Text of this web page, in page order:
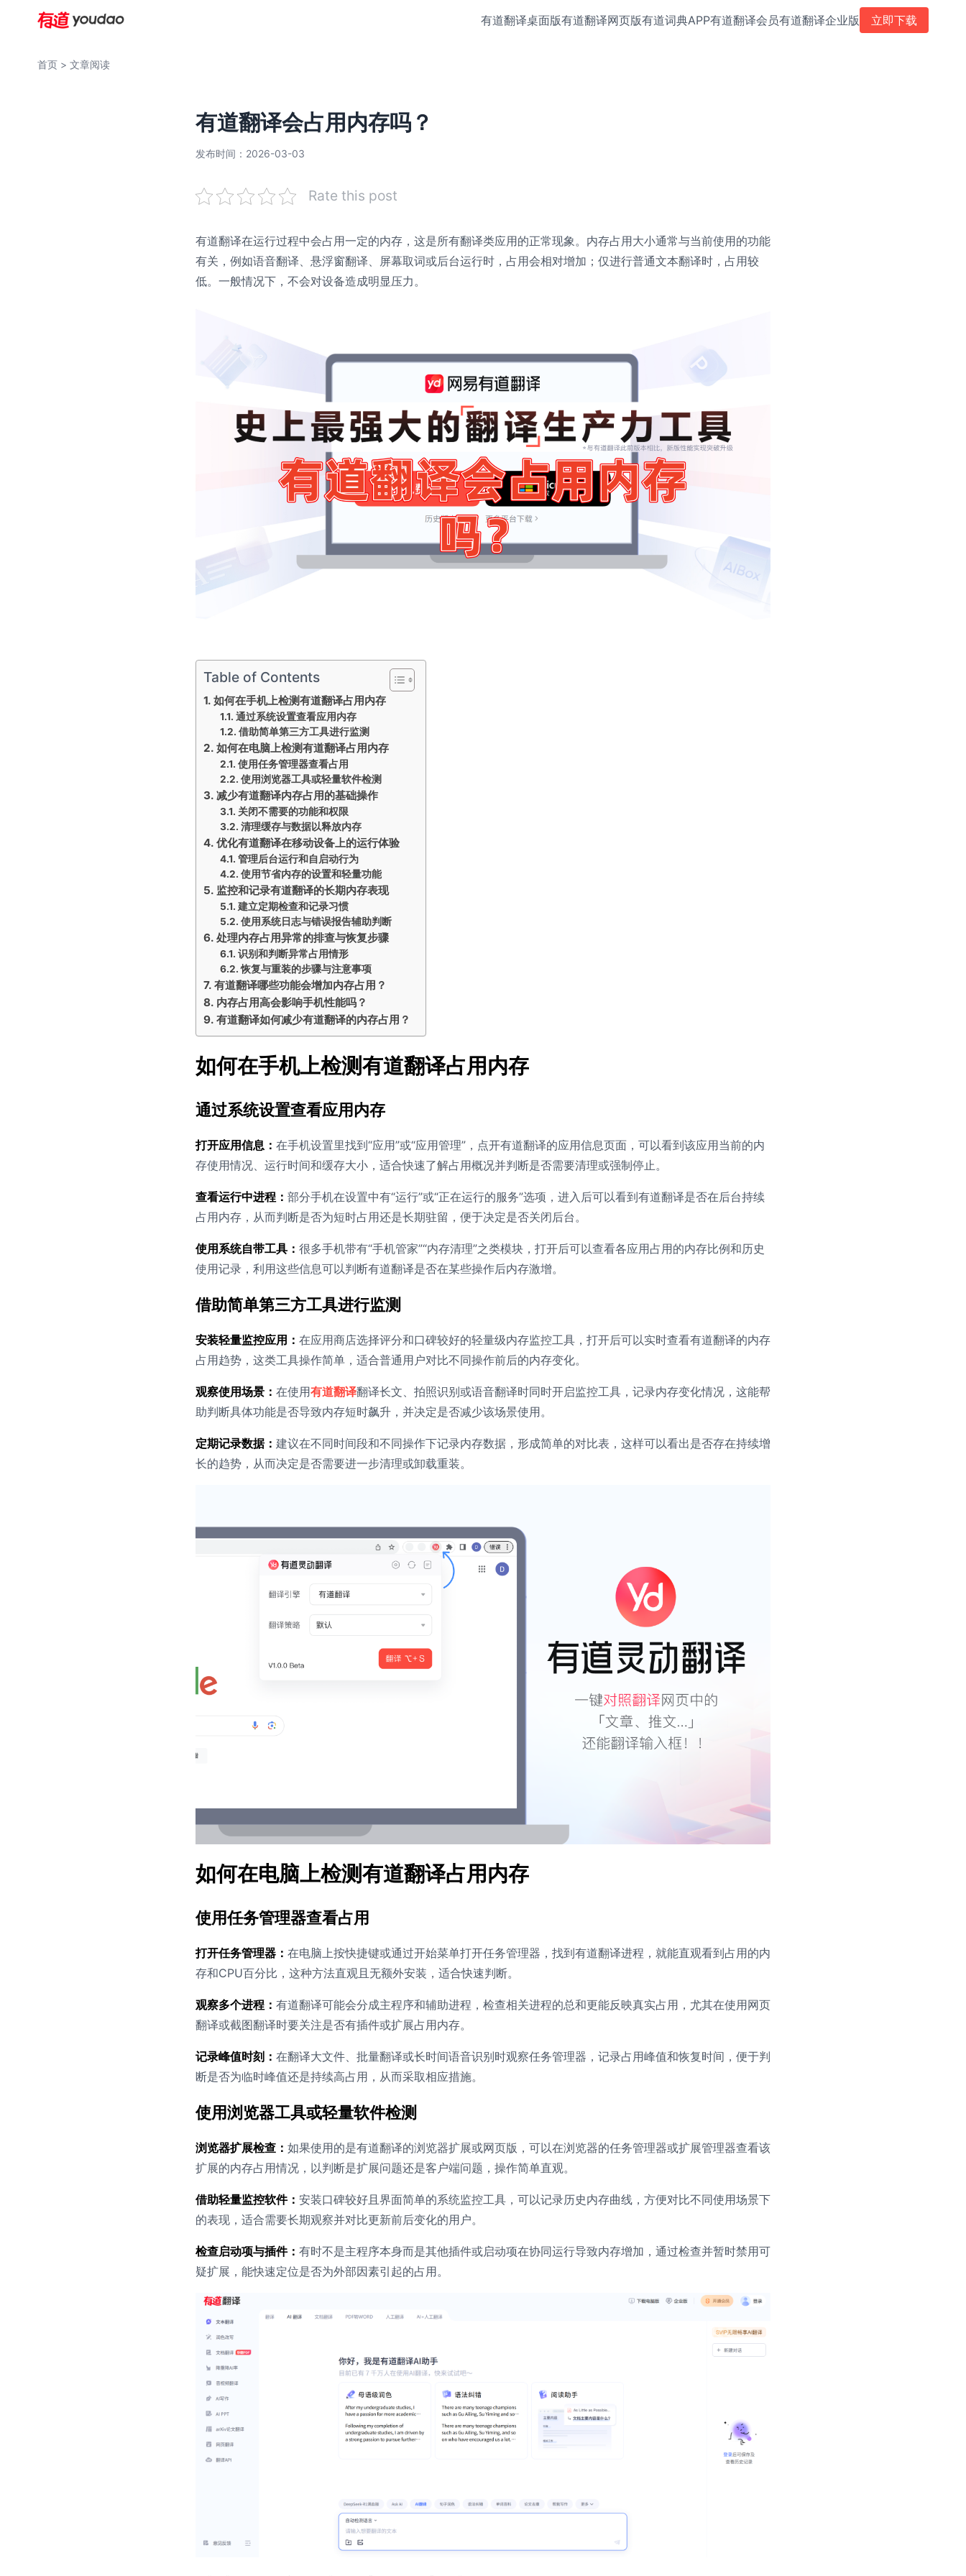
有道翻译桌面版有道翻译网页版有道词典APP有道翻译会员有道翻译企业版 立即下载
首页 > 文章阅读
有道翻译会占用内存吗？
发布时间：2026-03-03
Rate this post
有道翻译在运行过程中会占用一定的内存，这是所有翻译类应用的正常现象。内存占用大小通常与当前使用的功能
有关，例如语音翻译、悬浮窗翻译、屏幕取词或后台运行时，占用会相对增加；仅进行普通文本翻译时，占用较
低。一般情况下，不会对设备造成明显压力。
Table of Contents
如何在手机上检测有道翻译占用内存
通过系统设置查看应用内存
借助简单第三方工具进行监测
如何在电脑上检测有道翻译占用内存
使用任务管理器查看占用
使用浏览器工具或轻量软件检测
减少有道翻译内存占用的基础操作
关闭不需要的功能和权限
清理缓存与数据以释放内存
优化有道翻译在移动设备上的运行体验
管理后台运行和自启动行为
使用节省内存的设置和轻量功能
监控和记录有道翻译的长期内存表现
建立定期检查和记录习惯
使用系统日志与错误报告辅助判断
处理内存占用异常的排查与恢复步骤
识别和判断异常占用情形
恢复与重装的步骤与注意事项
有道翻译哪些功能会增加内存占用？
内存占用高会影响手机性能吗？
有道翻译如何减少有道翻译的内存占用？
如何在手机上检测有道翻译占用内存
通过系统设置查看应用内存
打开应用信息： 在手机设置里找到“应用”或“应用管理”，点开有道翻译的应用信息页面，可以看到该应用当前的内
存使用情况、运行时间和缓存大小，适合快速了解占用概况并判断是否需要清理或强制停止。
查看运行中进程： 部分手机在设置中有“运行”或“正在运行的服务”选项，进入后可以看到有道翻译是否在后台持续
占用内存，从而判断是否为短时占用还是长期驻留，便于决定是否关闭后台。
使用系统自带工具： 很多手机带有“手机管家”“内存清理”之类模块，打开后可以查看各应用占用的内存比例和历史
使用记录，利用这些信息可以判断有道翻译是否在某些操作后内存激增。
借助简单第三方工具进行监测
安装轻量监控应用： 在应用商店选择评分和口碑较好的轻量级内存监控工具，打开后可以实时查看有道翻译的内存
占用趋势，这类工具操作简单，适合普通用户对比不同操作前后的内存变化。
观察使用场景： 在使用有道翻译翻译长文、拍照识别或语音翻译时同时开启监控工具，记录内存变化情况，这能帮
助判断具体功能是否导致内存短时飙升，并决定是否减少该场景使用。
定期记录数据： 建议在不同时间段和不同操作下记录内存数据，形成简单的对比表，这样可以看出是否存在持续增
长的趋势，从而决定是否需要进一步清理或卸载重装。
如何在电脑上检测有道翻译占用内存
使用任务管理器查看占用
打开任务管理器： 在电脑上按快捷键或通过开始菜单打开任务管理器，找到有道翻译进程，就能直观看到占用的内
存和CPU百分比，这种方法直观且无额外安装，适合快速判断。
观察多个进程： 有道翻译可能会分成主程序和辅助进程，检查相关进程的总和更能反映真实占用，尤其在使用网页
翻译或截图翻译时要关注是否有插件或扩展占用内存。
记录峰值时刻： 在翻译大文件、批量翻译或长时间语音识别时观察任务管理器，记录占用峰值和恢复时间，便于判
断是否为临时峰值还是持续高占用，从而采取相应措施。
使用浏览器工具或轻量软件检测
浏览器扩展检查： 如果使用的是有道翻译的浏览器扩展或网页版，可以在浏览器的任务管理器或扩展管理器查看该
扩展的内存占用情况，以判断是扩展问题还是客户端问题，操作简单直观。
借助轻量监控软件： 安装口碑较好且界面简单的系统监控工具，可以记录历史内存曲线，方便对比不同使用场景下
的表现，适合需要长期观察并对比更新前后变化的用户。
检查启动项与插件： 有时不是主程序本身而是其他插件或启动项在协同运行导致内存增加，通过检查并暂时禁用可
疑扩展，能快速定位是否为外部因素引起的占用。